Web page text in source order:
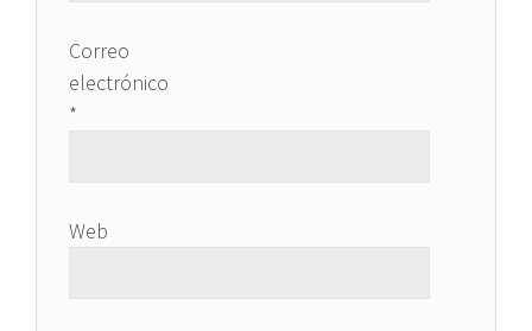
Correo
electrónico
*
Web